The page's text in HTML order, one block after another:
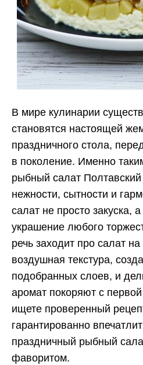
В мире кулинарии
становятся настоящей
праздничного стола,
в поколение. Именно
рыбный салат
нежности, сытности и
салат не просто закуска,
украшение любого
речь заходит про салат
воздушная текстура,
подобранных слоев, и
аромат покоряют с
ищете проверенный
гарантированно
праздничный рыбный
фаворитом.